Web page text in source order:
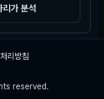
가 분석
리방침
reserved.